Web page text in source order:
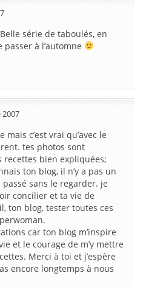
série de taboulés, en
à l’automne
mais c’est vrai qu’avec le
tes photos sont
recettes bien expliquées;
ton blog, il n’y a pas un
sans le regarder. je
concilier et ta vie de
ton blog, tester toutes ces
car ton blog m’inspire
et le courage de m’y mettre
Merci à toi et j’espère
encore longtemps à nous